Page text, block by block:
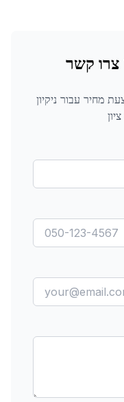
צרו קשר
מחיר עבור ניקיון